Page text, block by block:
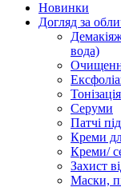
Новинки
Догляд за
вода)
Тонізація
Серуми
Патчі
Креми
Креми/
Захист
Маски,